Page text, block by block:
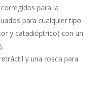
para la
para cualquier tipo
y catadióptrico) con un
y una rosca para